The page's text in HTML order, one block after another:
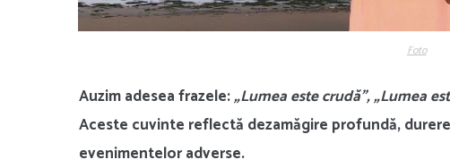
Foto
Auzim adesea frazele:„Lumea este crudă”, „Lumea
Aceste cuvinte reflectă dezamăgire profundă,
evenimentelor adverse.